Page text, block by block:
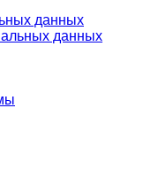
данных
данных